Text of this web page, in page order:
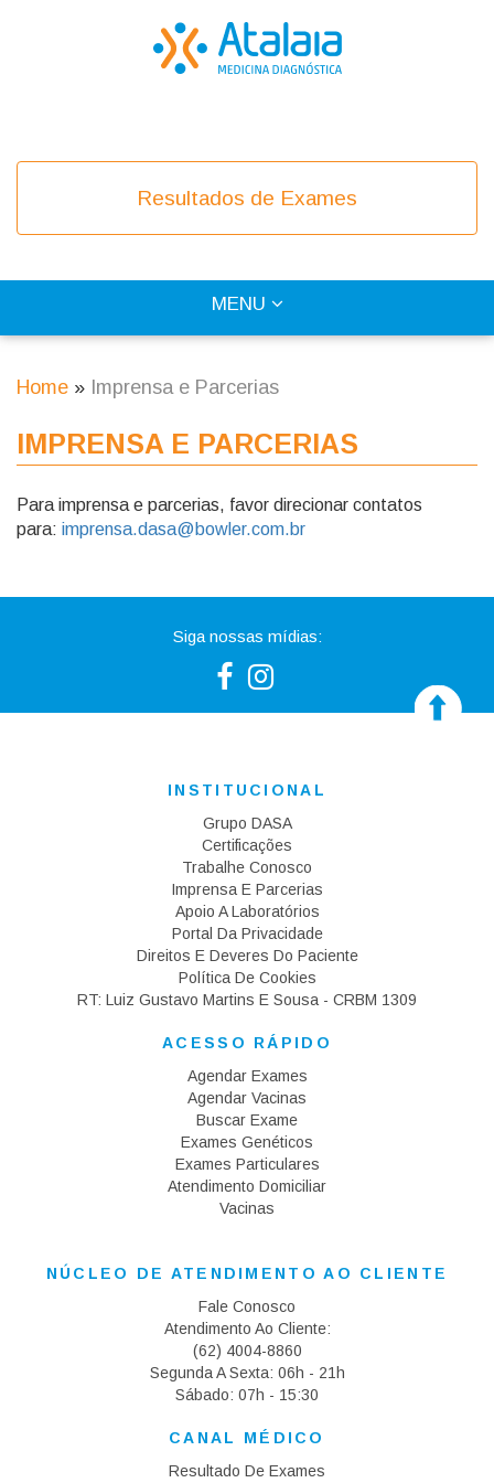
Resultados de Exames
TOGGLE
MENU
Home Imprensa e Parcerias
IMPRENSA E PARCERIAS
Para imprensa e parcerias, favor direcionar contatos
para: imprensa.dasa@bowler.com.br
Siga nossas mídias:
INSTITUCIONAL
Grupo DASA
Certificações
Trabalhe Conosco
Imprensa E Parcerias
Apoio A Laboratórios
Portal Da Privacidade
Direitos E Deveres Do Paciente
Política De Cookies
RT: Luiz Gustavo Martins E Sousa - CRBM 1309
ACESSO RÁPIDO
Agendar Exames
Agendar Vacinas
Buscar Exame
Exames Genéticos
Exames Particulares
Atendimento Domiciliar
Vacinas
NÚCLEO DE ATENDIMENTO AO CLIENTE
Fale Conosco
Atendimento Ao Cliente:
(62) 4004-8860
Segunda A Sexta: 06h - 21h
Sábado: 07h - 15:30
CANAL MÉDICO
Resultado De Exames